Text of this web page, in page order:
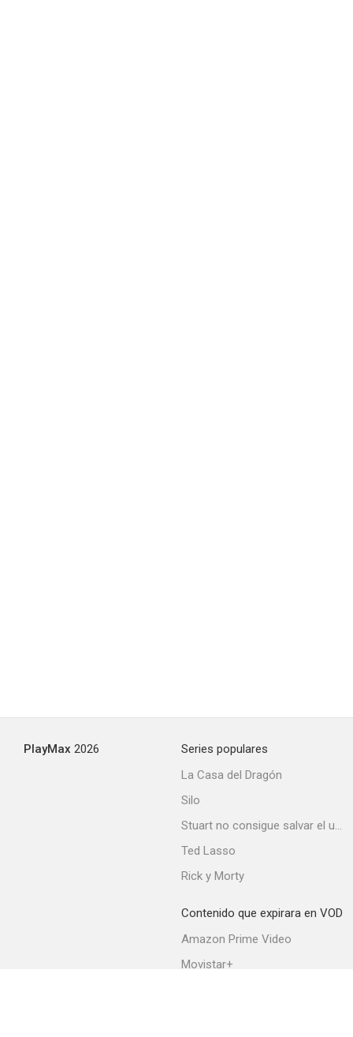
PlayMax 2026
Series populares
La Casa del Dragón
Silo
Stuart no consigue salvar el universo
Ted Lasso
Rick y Morty
Contenido que expirara en VOD
Amazon Prime Video
Movistar+